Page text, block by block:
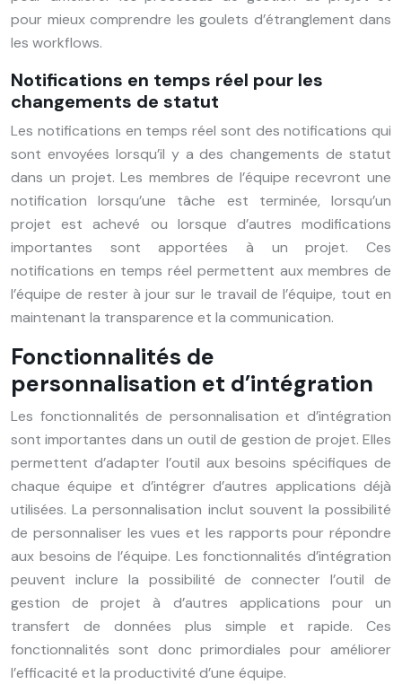
pour mieux comprendre les goulets d’étranglement dans
les workflows.
Notifications en temps réel pour les
changements de statut
Les notifications en temps réel sont des notifications qui
sont envoyées lorsqu’il y a des changements de statut
dans un projet. Les membres de l’équipe recevront une
notification lorsqu’une tâche est terminée, lorsqu’un
projet est achevé ou lorsque d’autres modifications
importantes sont apportées à un projet. Ces
notifications en temps réel permettent aux membres de
l’équipe de rester à jour sur le travail de l’équipe, tout en
maintenant la transparence et la communication.
Fonctionnalités de
personnalisation et d’intégration
Les fonctionnalités de personnalisation et d’intégration
sont importantes dans un outil de gestion de projet. Elles
permettent d’adapter l’outil aux besoins spécifiques de
chaque équipe et d’intégrer d’autres applications déjà
utilisées. La personnalisation inclut souvent la possibilité
de personnaliser les vues et les rapports pour répondre
aux besoins de l’équipe. Les fonctionnalités d’intégration
peuvent inclure la possibilité de connecter l’outil de
gestion de projet à d’autres applications pour un
transfert de données plus simple et rapide. Ces
fonctionnalités sont donc primordiales pour améliorer
l’efficacité et la productivité d’une équipe.